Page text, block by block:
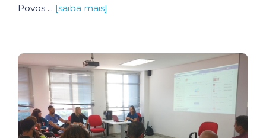
Povos ... [saiba mais]